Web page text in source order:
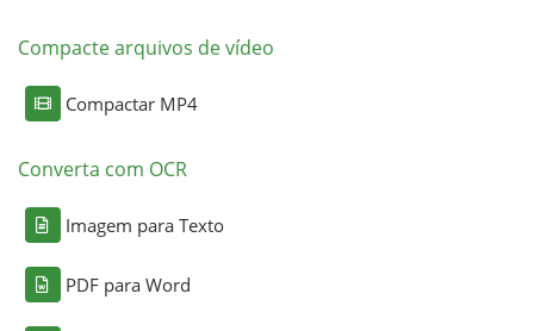
Compacte arquivos de vídeo
Compactar MP4
Converta com OCR
Imagem para Texto
PDF para Word